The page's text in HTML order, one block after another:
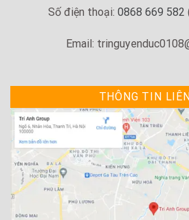
Số điện thoại: 0868 669 582
Email:
THÔNG TIN